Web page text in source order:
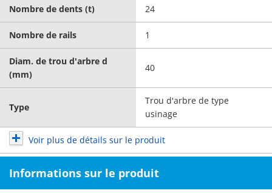
Nombre de dents (t) 24
Nombre de rails 1
Diam. de trou d'arbre d
(mm)
40
Type
Trou d'arbre de type
usinage
Voir plus de détails sur le produit
Informations sur le produit